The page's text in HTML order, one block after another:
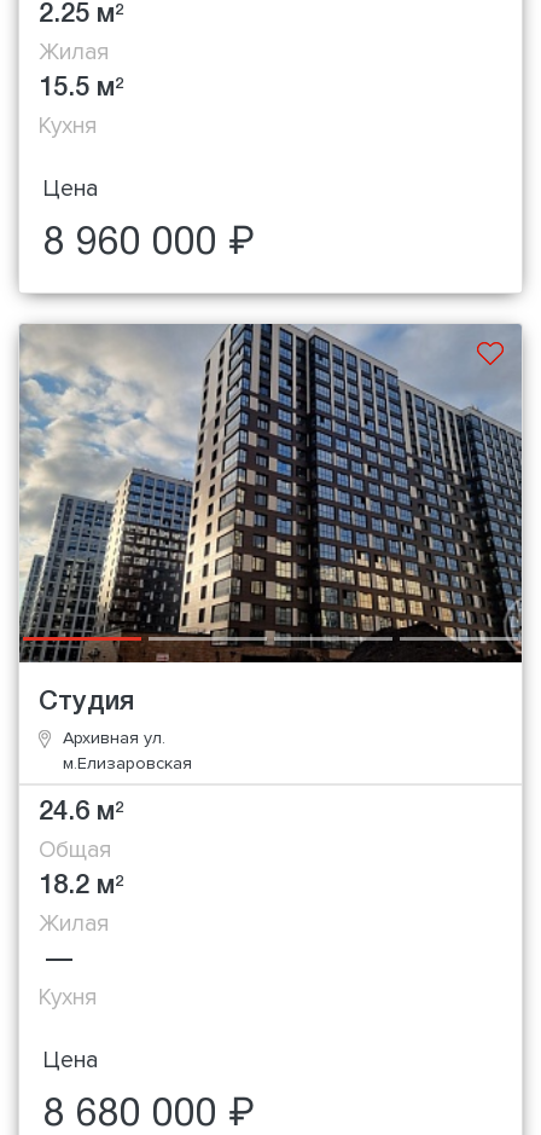
2.25 м2
Жилая
15.5 м2
Кухня
Цена
8 960 000 ₽
Студия
Архивная ул.
м.Елизаровская
24.6 м2
Общая
18.2 м2
Жилая
—
Кухня
Цена
8 680 000 ₽